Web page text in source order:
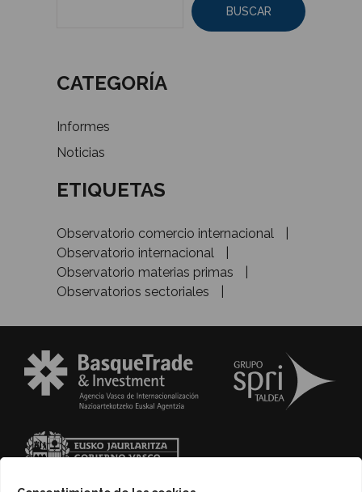
BUSCAR
CATEGORÍA
Informes
Noticias
ETIQUETAS
Observatorio comercio internacional
Observatorio internacional
Observatorio materias primas
Observatorios sectoriales